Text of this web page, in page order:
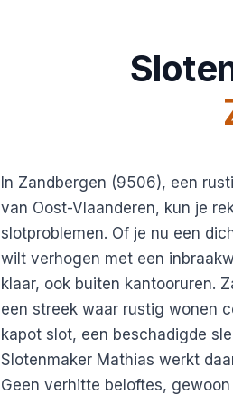
In Zandbergen (9506), een
van Oost-Vlaanderen, kun je
slotproblemen. Of je nu een
wilt verhogen met een
klaar, ook buiten kantooruren.
een streek waar rustig wonen
kapot slot, een beschadigde
Slotenmaker Mathias werkt
Geen verhitte beloftes,